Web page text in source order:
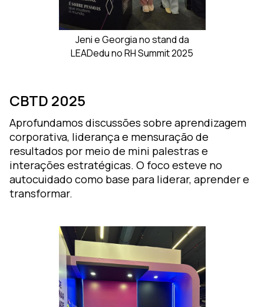
Jeni e Georgia no stand da
LEADedu no RH Summit 2025
CBTD 2025
Aprofundamos discussões sobre aprendizagem
corporativa, liderança e mensuração de
resultados por meio de mini palestras e
interações estratégicas. O foco esteve no
autocuidado como base para liderar, aprender e
transformar.